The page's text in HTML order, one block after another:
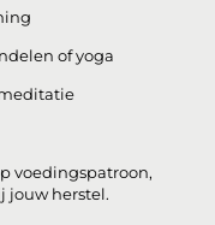
of yoga
voedingspatroon,
jouw herstel.